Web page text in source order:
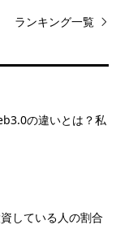
ランキング一覧
の違いとは？私
している人の割合